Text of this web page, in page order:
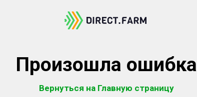
Произошла ошибка
Вернуться на Главную страницу